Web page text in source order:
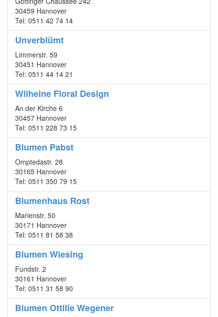
30459 Hannover
Tel: 0511 42 74 14
Unverblümt
Limmerstr. 59
30451 Hannover
Tel: 0511 44 14 21
Wilheine Floral Design
An der Kirche 6
30457 Hannover
Tel: 0511 228 73 15
Blumen Pabst
Omptedastr. 28
30165 Hannover
Tel: 0511 350 79 15
Blumenhaus Rost
Marienstr. 50
30171 Hannover
Tel: 0511 81 58 38
Blumen Wiesing
Fundstr. 2
30161 Hannover
Tel: 0511 31 58 90
Blumen Ottilie Wegener